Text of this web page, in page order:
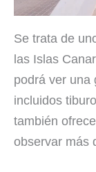
Se trata de
las Islas
podrá ver una
incluidos
también
observar más